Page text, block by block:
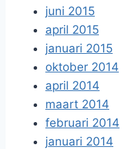
juni 2015
april 2015
januari 2015
oktober 2014
april 2014
maart 2014
februari 2014
januari 2014